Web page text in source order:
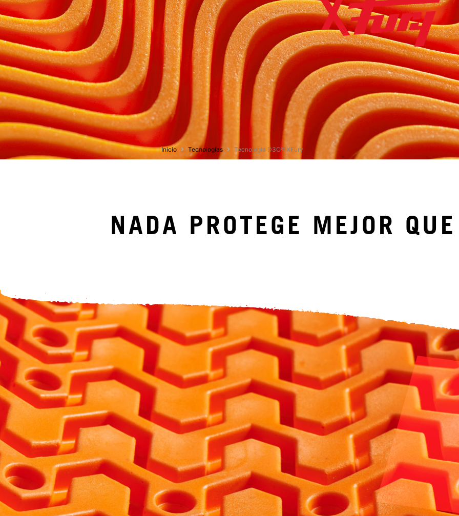
Inicio Tecnologías Tecnología D3O® XFury
NADA PROTEGE MEJOR